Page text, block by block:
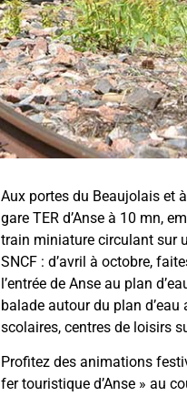
Aux portes du Beaujolais et
gare TER d’Anse à 10 mn,
train miniature circulant sur
SNCF : d’avril à octobre,
l’entrée de Anse au plan
balade autour du plan
scolaires, centres de loisirs
Profitez des animations
fer touristique d’Anse » au